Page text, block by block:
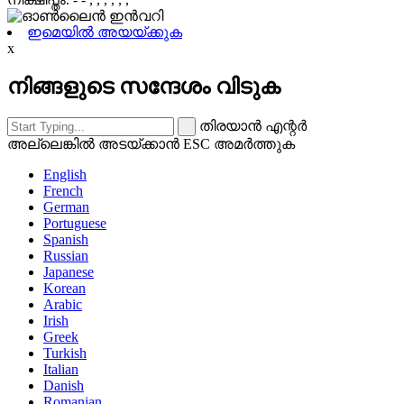
ഇമെയിൽ അയയ്ക്കുക
x
നിങ്ങളുടെ സന്ദേശം വിടുക
തിരയാൻ എന്റർ
അല്ലെങ്കിൽ അടയ്ക്കാൻ ESC അമർത്തുക
English
French
German
Portuguese
Spanish
Russian
Japanese
Korean
Arabic
Irish
Greek
Turkish
Italian
Danish